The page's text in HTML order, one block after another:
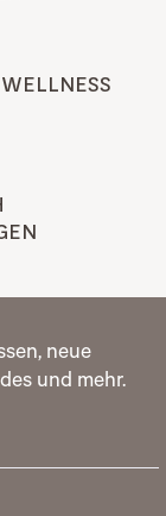
neue
und mehr.